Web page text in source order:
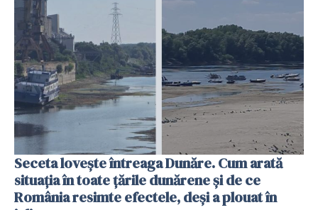
Seceta lovește întreaga Dunăre. Cum arată
situația în toate țările dunărene și de ce
România resimte efectele, deși a plouat în